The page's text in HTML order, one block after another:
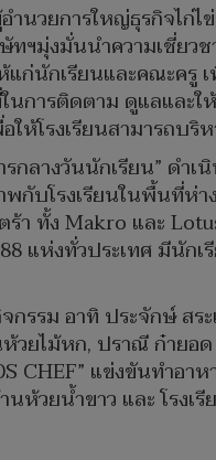
นวยการใหญ่ธุรกิจไก่
ทฯมุ่งมั่นนำความเชี่ย
แก่นักเรียนและคณะครู
การติดตาม ดูแลและใ
ห้โรงเรียนสามารถบ
รกลางวันนักเรียน” ด
บโรงเรียนในพื้นที่ห่า
ทั้ง Makro และ
แห่งทั่วประเทศ มีนั
รรม อาทิ ประจักษ์ ส
วยไม้หก, ปราณี ก๋าย
CHEF” แข่งขันทำอา
านห้วยน้ำขาว และ โร